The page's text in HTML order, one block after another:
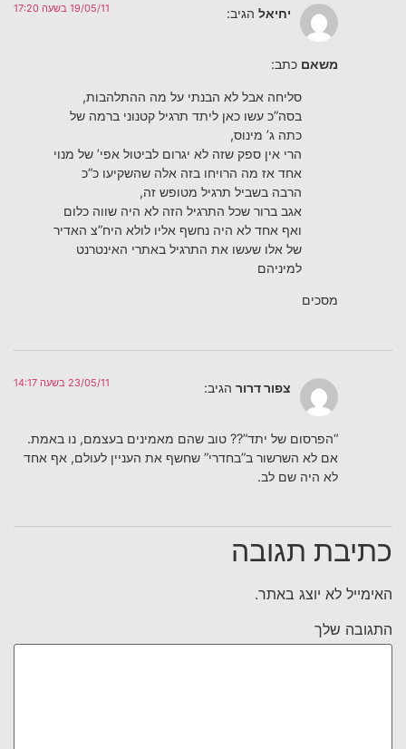
יחיאל הגיב: 19/05/11 בשעה 17:20
משאם כתב:
סליחה אבל לא הבנתי על מה ההתלהבות,
בסה”כ עשו כאן ליתד תרגיל קטנוני ברמה של
כתה ג’ מינוס,
הרי אין ספק שזה לא יגרום לביטול אפי’ של מנוי
אחד אז מה הרויחו בזה אלה שהשקיעו כ”כ
הרבה בשביל תרגיל מטופש זה,
אגב ברור שכל התרגיל הזה לא היה שווה כלום
ואף אחד לא היה נחשף אליו לולא היח”צ האדיר
של אלו שעשו את התרגיל באתרי האינטרנט
למיניהם
מסכים
צפור דרור הגיב: 23/05/11 בשעה 14:17
“הפרסום של יתד”?? טוב שהם מאמינים בעצמם, נו באמת.
אם לא השרשור ב”בחדרי” שחשף את העניין לעולם, אף אחד
לא היה שם לב.
כתיבת תגובה
האימייל לא יוצג באתר.
התגובה שלך